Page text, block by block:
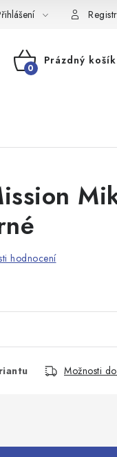
NÁKUPNÍ
Prázdný košík
hodnocení
Možnosti